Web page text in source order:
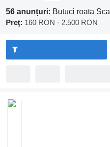
56 anunțuri: Butuci roata
Preţ: 160 RON - 2.500 RON